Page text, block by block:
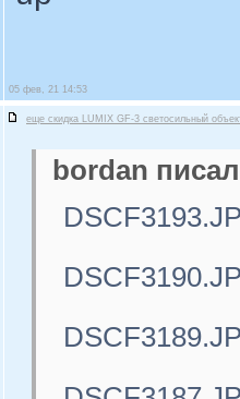
05 фев, 21 14:53
еще скидка LUMIX GF-3 светосильный
bordan